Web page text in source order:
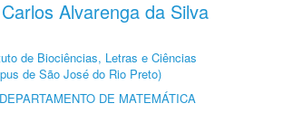
Alvarenga da Silva
de Biociências, Letras e Ciências
de São José do Rio Preto)
DEPARTAMENTO DE MATEMÁTICA